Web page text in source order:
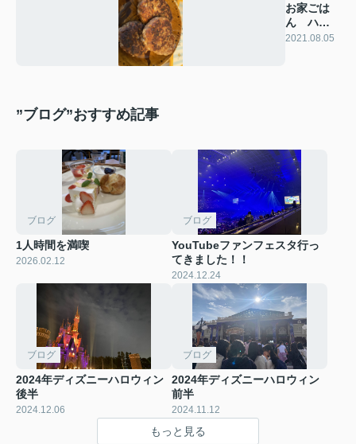
お家ごは
ん ハン
バーグ
2021.08.05
”ブログ”おすすめ記事
ブログ
1人時間を満喫
2026.02.12
ブログ
YouTubeファンフェスタ行っ
てきました！！
2024.12.24
ブログ
2024年ディズニーハロウィン
後半
2024.12.06
ブログ
2024年ディズニーハロウィン
前半
2024.11.12
もっと見る